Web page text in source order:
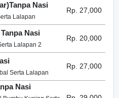
Nasi
Lalapan
Rp. 27,000
Nasi
Lalapan 2
Rp. 20,000
Serta Lalapan
Rp. 27,000
Nasi